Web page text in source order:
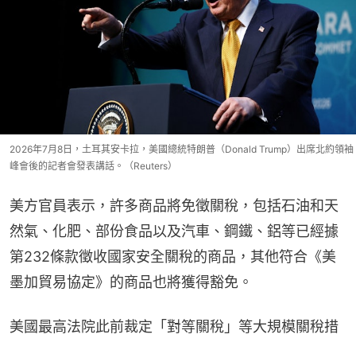
2026年7月8日，土耳其安卡拉，美國總統特朗普（Donald Trump）出席北約領袖
峰會後的記者會發表講話。（Reuters）
美方官員表示，許多商品將免徵關稅，包括石油和天
然氣、化肥、部份食品以及汽車、鋼鐵、鋁等已經據
第232條款徵收國家安全關稅的商品，其他符合《美
墨加貿易協定》的商品也將獲得豁免。
美國最高法院此前裁定「對等關稅」等大規模關稅措